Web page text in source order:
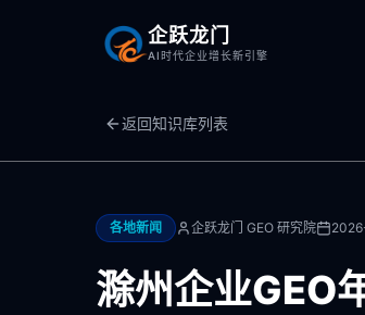
企跃龙门
AI时代企业增长新引擎
返回知识库列表
各地新闻 企跃龙门 GEO 研究院
滁州企业GEO